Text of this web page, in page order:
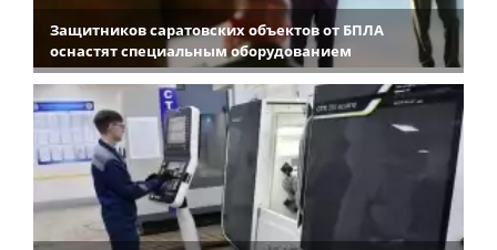
Защитников саратовских объектов от БПЛА
оснастят специальным оборудованием